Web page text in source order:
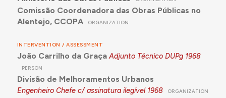
Comissão Coordenadora das Obras Públicas no
Alentejo, CCOPA
ORGANIZATION
INTERVENTION / ASSESSMENT
João Carrilho da Graça Adjunto Técnico DUPg 1968
PERSON
Divisão de Melhoramentos Urbanos
Engenheiro Chefe c/ assinatura ilegível 1968 ORGANIZATION